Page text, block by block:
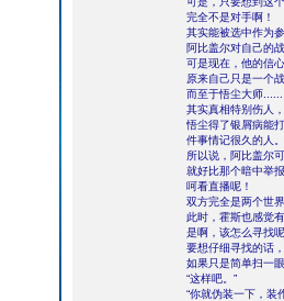
完全不是对手啊！
其实能被选中作为
阿比盖尔对自己的
可是现在，他的信
原来自己只是一个
而至于悟尘大师......
其实真相特别伤人
悟尘得了银屑病能
件事情记很久的人。
所以说，阿比盖尔
就好比那个暗中举
呵看直播呢！
双方完全是两个世
此时，霍斯也感觉
是啊，该怎么寻找
要想仔细寻找的话
如果只是简单扫一
“这样吧。”
“你就伪装一下，装